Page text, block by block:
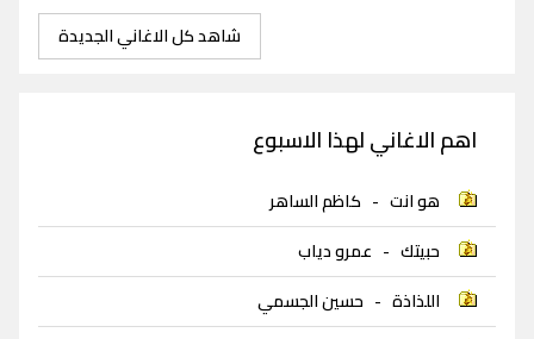
شاهد كل الاغاني الجديدة
اهم الاغاني لهذا الاسبوع
هو انت - كاظم الساهر
حبيتك - عمرو دياب
اللذاذة - حسين الجسمي